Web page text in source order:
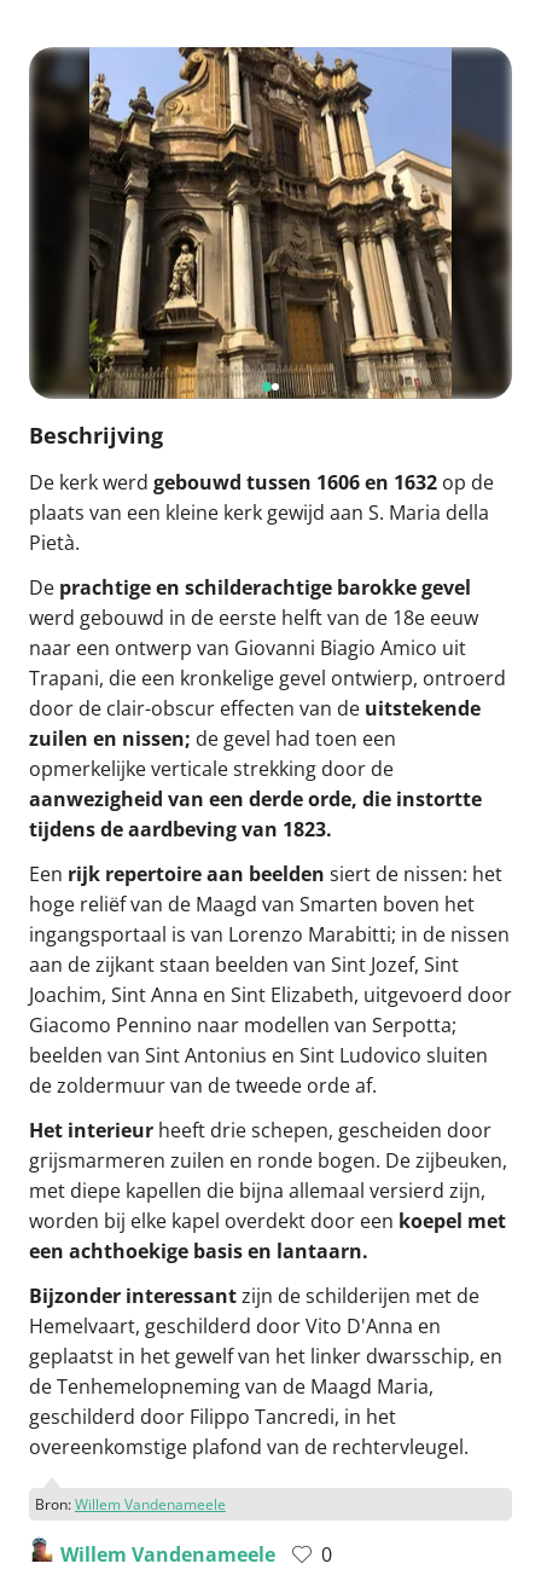
Beschrijving
De kerk werd gebouwd tussen 1606 en 1632 op de
plaats van een kleine kerk gewijd aan S. Maria della
Pietà.
De prachtige en schilderachtige barokke gevel
werd gebouwd in de eerste helft van de 18e eeuw
naar een ontwerp van Giovanni Biagio Amico uit
Trapani, die een kronkelige gevel ontwierp, ontroerd
door de clair-obscur effecten van de uitstekende
zuilen en nissen; de gevel had toen een
opmerkelijke verticale strekking door de
aanwezigheid van een derde orde, die instortte
tijdens de aardbeving van 1823.
Een rijk repertoire aan beelden siert de nissen: het
hoge reliëf van de Maagd van Smarten boven het
ingangsportaal is van Lorenzo Marabitti; in de nissen
aan de zijkant staan beelden van Sint Jozef, Sint
Joachim, Sint Anna en Sint Elizabeth, uitgevoerd door
Giacomo Pennino naar modellen van Serpotta;
beelden van Sint Antonius en Sint Ludovico sluiten
de zoldermuur van de tweede orde af.
Het interieur heeft drie schepen, gescheiden door
grijsmarmeren zuilen en ronde bogen. De zijbeuken,
met diepe kapellen die bijna allemaal versierd zijn,
worden bij elke kapel overdekt door een koepel met
een achthoekige basis en lantaarn.
Bijzonder interessantzijn de schilderijen met de
Hemelvaart, geschilderd door Vito D'Anna en
geplaatst in het gewelf van het linker dwarsschip, en
de Tenhemelopneming van de Maagd Maria,
geschilderd door Filippo Tancredi, in het
overeenkomstige plafond van de rechtervleugel.
Bron:Willem Vandenameele
Willem Vandenameele 0